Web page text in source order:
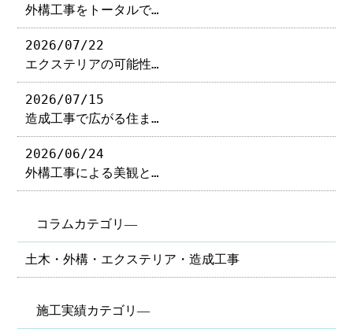
外構工事をトータルで…
2026/07/22
エクステリアの可能性…
2026/07/15
造成工事で広がる住ま…
2026/06/24
外構工事による美観と…
コラムカテゴリ―
土木・外構・エクステリア・造成工事
施工実績カテゴリ―